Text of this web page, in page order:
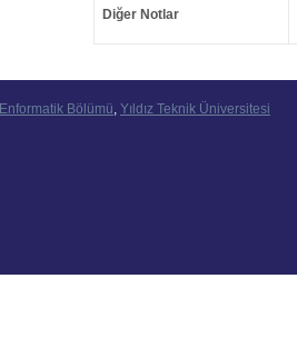
Diğer Notlar
Enformatik Bölümü, Yıldız Teknik Üniversitesi